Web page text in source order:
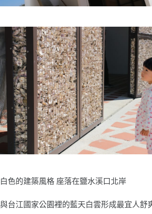
白色的建築風格 座落在鹽水溪口北岸
與台江國家公園裡的藍天白雲形成最宜人舒